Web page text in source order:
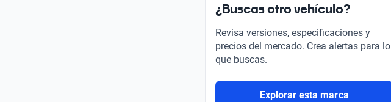
¿Buscas otro vehículo?
Revisa versiones, especificaciones y
precios del mercado. Crea alertas para lo
que buscas.
Explorar esta marca